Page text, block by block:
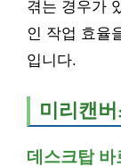
겪는 경우가
인 작업 효율
입니다.
미리캔
데스크탑 바